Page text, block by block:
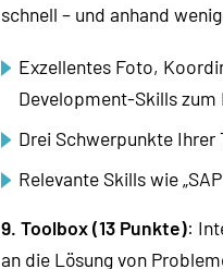
schnell – und anhand
Exzellentes Foto,
Development-Skills
Drei Schwerpunkte
Relevante Skills wie
9. Toolbox (13 Punkte):
an die Lösung von